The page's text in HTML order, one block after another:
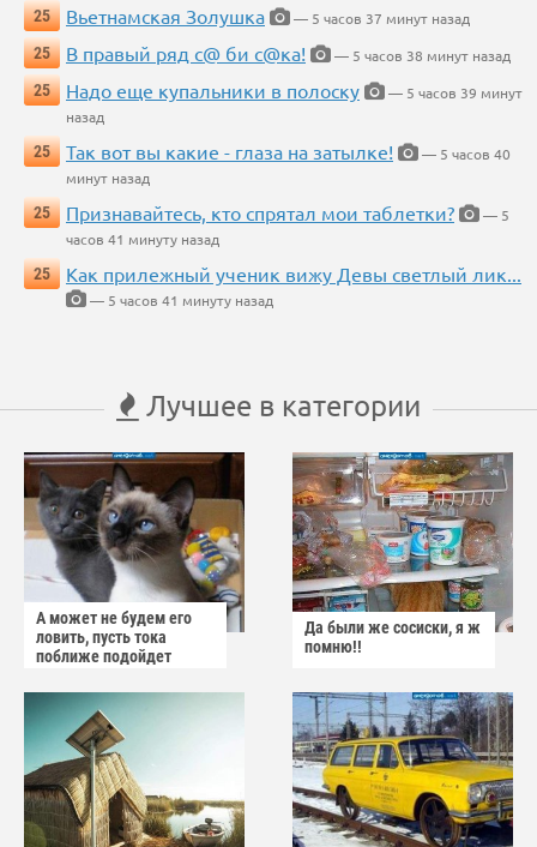
25
Вьетнамская Золушка
— 5 часов 37 минут назад
25
В правый ряд с@ би с@ка!
— 5 часов 38 минут назад
25
Надо еще купальники в полоску
— 5 часов 39 минут
назад
25
Так вот вы какие - глаза на затылке!
— 5 часов 40
минут назад
25
Признавайтесь, кто спрятал мои таблетки?
— 5
часов 41 минуту назад
25
Как прилежный ученик вижу Девы светлый лик...
— 5 часов 41 минуту назад
Лучшее в категории
А может не будем его
ловить, пусть тока
поближе подойдет
Да были же сосиски, я ж
помню!!